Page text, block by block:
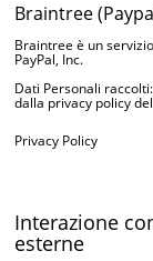
Braintree
Braintree è un
PayPal, Inc.
Dati Personali
dalla privacy policy
Privacy Policy
Interazione
esterne